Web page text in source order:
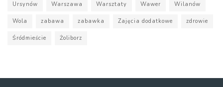
Ursynów Warszawa Warsztaty Wawer Wilanów
Wola zabawa zabawka Zajęcia dodatkowe zdrowie
Śródmieście Żoliborz